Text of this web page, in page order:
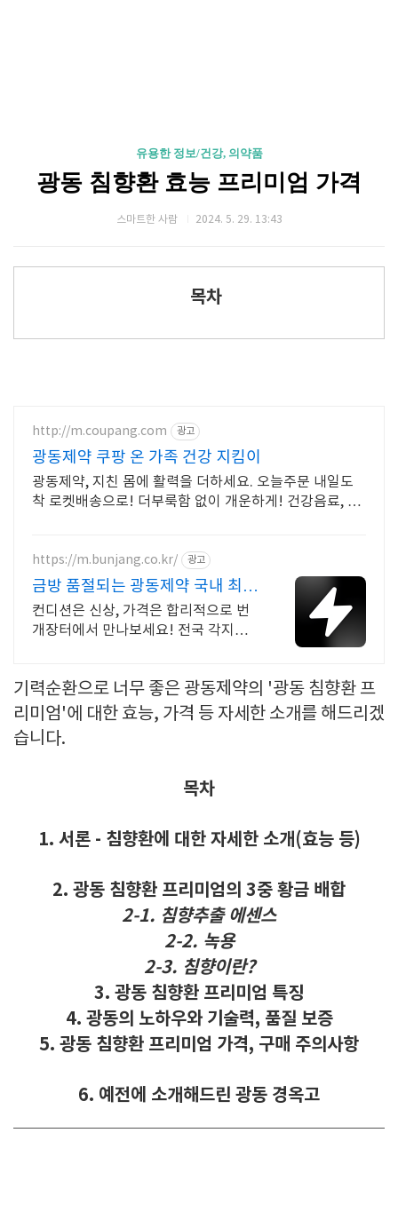
유용한 정보/건강, 의약품
광동 침향환 효능 프리미엄 가격
스마트한 사람 2024. 5. 29. 13:43
목차
http://m.coupang.com 광고
광동제약 쿠팡 온 가족 건강 지킴이
광동제약, 지친 몸에 활력을 더하세요. 오늘주문 내일도
착 로켓배송으로! 더부룩함 없이 개운하게! 건강음료, 하
https://m.bunjang.co.kr/ 광고
금방 품절되는 광동제약 국내 최대
브랜드 중고거래
컨디션은 신상, 가격은 합리적으로 번
개장터에서 만나보세요! 전국 각지에
기력순환으로 너무 좋은 광동제약의 '광동 침향환 프
리미엄'에 대한 효능, 가격 등 자세한 소개를 해드리겠
습니다.
목차
1. 서론 - 침향환에 대한 자세한 소개(효능 등)
2. 광동 침향환 프리미엄의 3중 황금 배합
2-1. 침향추출 에센스
2-2. 녹용
2-3. 침향이란?
3. 광동 침향환 프리미엄 특징
4. 광동의 노하우와 기술력, 품질 보증
5. 광동 침향환 프리미엄 가격, 구매 주의사항
6. 예전에 소개해드린 광동 경옥고